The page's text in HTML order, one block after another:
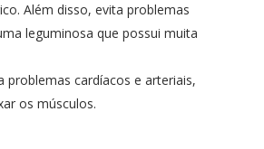
Além disso, evita problemas
leguminosa que possui muita
problemas cardíacos e arteriais,
os músculos.